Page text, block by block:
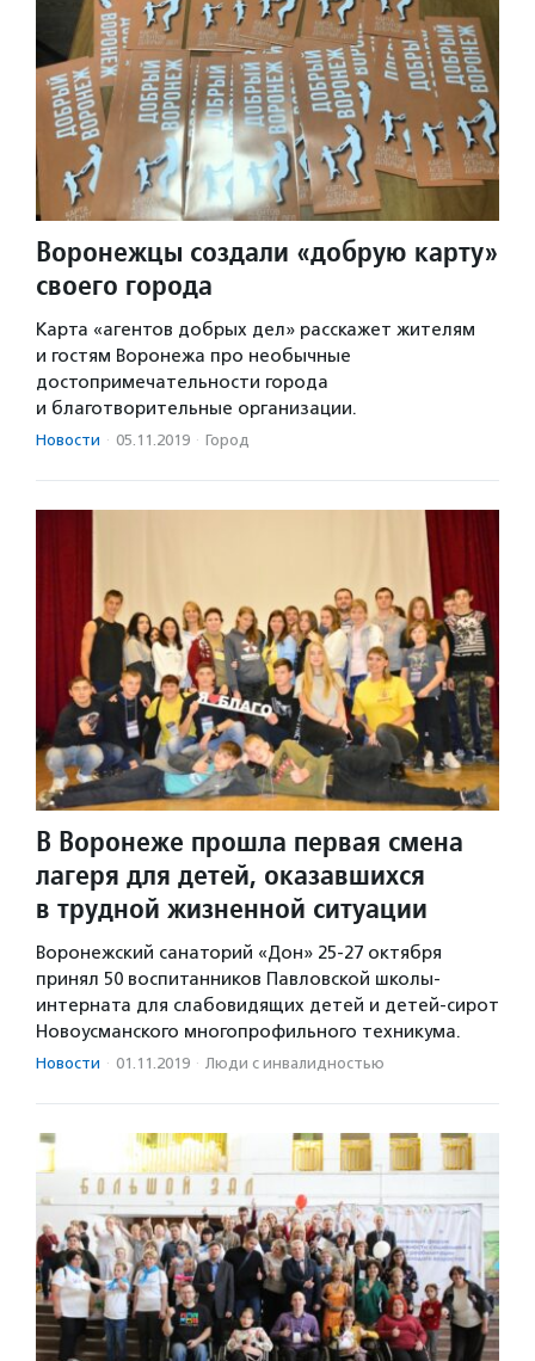
Воронежцы создали «добрую карту»
своего города
Карта «агентов добрых дел» расскажет жителям
и гостям Воронежа про необычные
достопримечательности города
и благотворительные организации.
Новости · 05.11.2019 · Город
В Воронеже прошла первая смена
лагеря для детей, оказавшихся
в трудной жизненной ситуации
Воронежский санаторий «Дон» 25-27 октября
принял 50 воспитанников Павловской школы-
интерната для слабовидящих детей и детей-сирот
Новоусманского многопрофильного техникума.
Новости · 01.11.2019 · Люди с инвалидностью